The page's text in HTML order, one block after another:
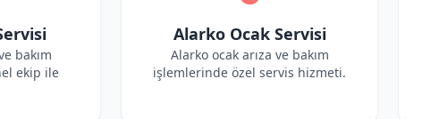
bakım
ekip ile
Alarko Ocak Servisi
Alarko ocak arıza ve bakım
işlemlerinde özel servis hizmeti.